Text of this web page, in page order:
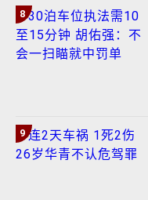
8
9